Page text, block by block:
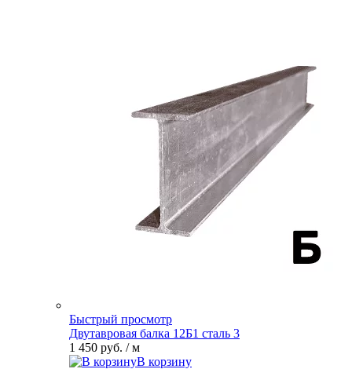
Быстрый просмотр
Двутавровая балка 12Б1 сталь 3
1 450 руб. / м
В корзину